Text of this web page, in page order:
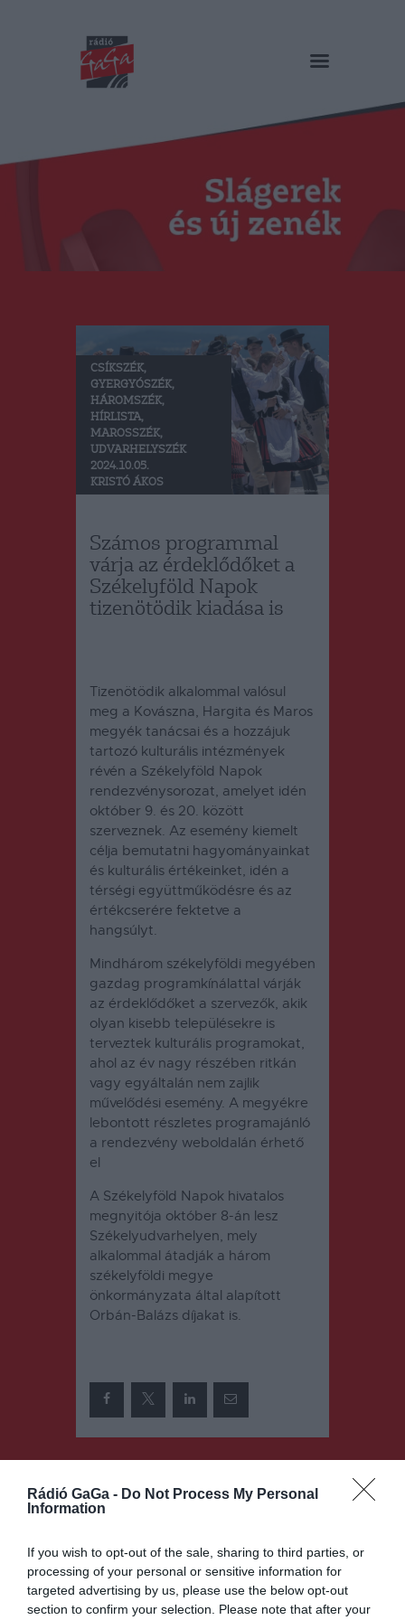
Rádió GaGa - Do Not Process My Personal
Information
If you wish to opt-out of the sale, sharing to third parties, or
processing of your personal or sensitive information for
targeted advertising by us, please use the below opt-out
section to confirm your selection. Please note that after your
RÁDIÓ GAGA
Műsorok
Duma Duba
Podcast és videók
Stáb
ROCSÍKSZÉK,
GYERGYÓSZÉK,
HÁROMSZÉK,
HÍRLISTA,
MAROSSZÉK,
UDVARHELYSZÉK
2024.10.05.
KRISTÓ ÁKOS
Számos programmal
várja az érdeklődőket a
Székelyföld Napok
tizenötödik kiadása is
Tizenötödik alkalommal valósul
meg a Kovászna, Hargita és Maros
megyék tanácsai és a hozzájuk
tartozó kulturális intézmények
révén a Székelyföld Napok
rendezvénysorozat, amelyet idén
október 9. és 20. között
szerveznek. Az esemény kiemelt
célja bemutatni hagyományainkat
és kulturális értékeinket, idén a
térségi együttműködésre és az
értékcserére fektetve a
hangsúlyt.
Mindhárom székelyföldi megyében
gazdag programkínálattal várják
az érdeklődőket a szervezők, akik
olyan kisebb településekre is
terveztek kulturális programokat,
ahol az év nagy részében ritkán
vagy egyáltalán nem zajlik
művelődési esemény. A megyékre
lebontott részletes programajánló
a rendezvény weboldalán érhető
el
A Székelyföld Napok hivatalos
megnyitója október 8-án lesz
Székelyudvarhelyen, mely
alkalommal átadják a három
székelyföldi megye
önkormányzata által alapított
Orbán-Balázs díjakat is.
navigáció
Székelyföld-
megemlékez
nek az aradi
tizenhárma
król
csíkszéki
településen